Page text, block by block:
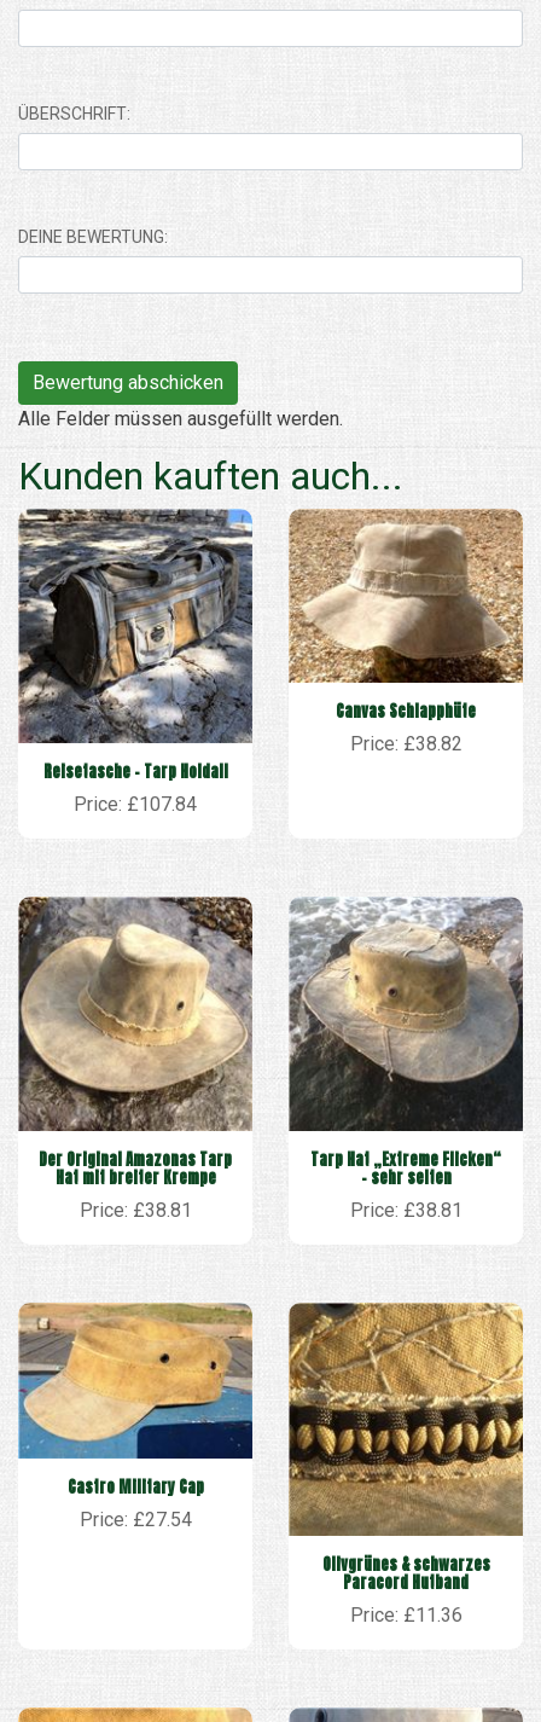
ÜBERSCHRIFT:
DEINE BEWERTUNG:
Alle Felder müssen ausgefüllt werden.
Kunden kauften auch...
Reisetasche - Tarp Holdall
Price: £107.84
Canvas Schlapphüte
Price: £38.82
Der Original Amazonas Tarp
Hat mit breiter Krempe
Price: £38.81
Tarp Hat „Extreme Flicken“
– sehr selten
Price: £38.81
Castro Military Cap
Price: £27.54
Olivgrünes & schwarzes
Paracord Hutband
Price: £11.36